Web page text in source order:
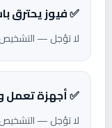
✅ فيوز يحترق
لا تؤجل — التشخيص
✅ أجهزة تعمل
لا تؤجل — التشخيص